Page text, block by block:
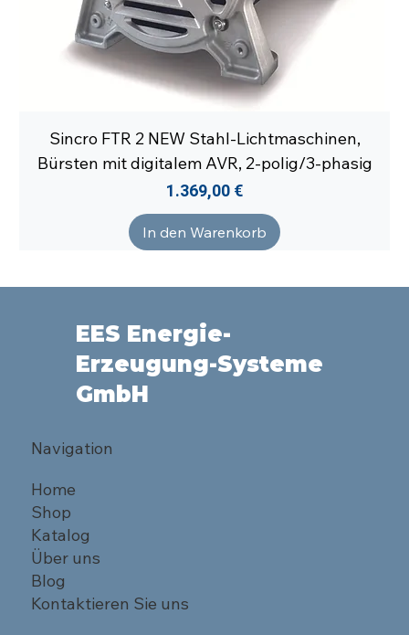
Sincro FTR 2 NEW Stahl-Lichtmaschinen,
Bürsten mit digitalem AVR, 2-polig/3-phasig
Preis
1.369,00 €
In den Warenkorb
EES Energie-
Erzeugung-Systeme
GmbH
Navigation
Home
Shop
Katalog
Über uns
Blog
Kontaktieren Sie uns